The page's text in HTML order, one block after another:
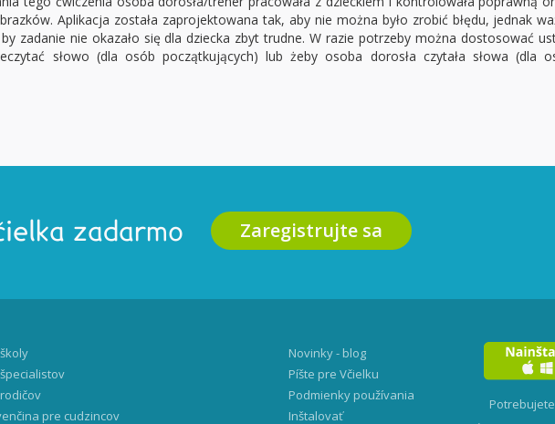
Aplikacja została zaprojektowana tak, aby nie można było zrobić błędu, jednak
zadanie nie okazało się dla dziecka zbyt trudne. W razie potrzeby można dostosować
słowo (dla osób początkujących) lub żeby osoba dorosła czytała słowa (dla
zadarmo Zaregistrujte sa
pre cudzincov
Novinky - blog
Píšte pre Včielku
Podmienky používania
Inštalovať